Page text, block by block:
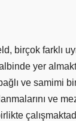
birçok farklı
yer
ve samimi
ve